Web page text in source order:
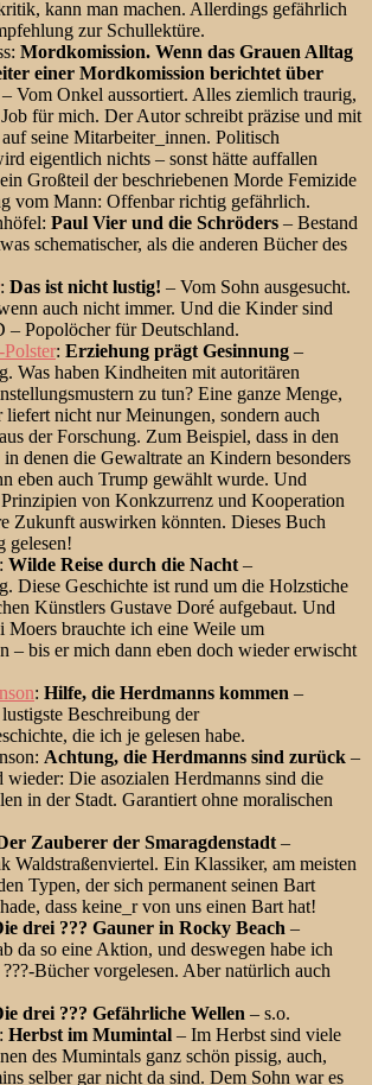
kann man machen. Allerdings gefährlich
zur Schullektüre.
Mordkomission. Wenn das Grauen Alltag
einer Mordkomission berichtet über
– Vom Onkel aussortiert. Alles ziemlich traurig,
für mich. Der Autor schreibt präzise und mit
seine Mitarbeiter_innen. Politisch
eigentlich nichts – sonst hätte auffallen
Großteil der beschriebenen Morde Femizide
vom Mann: Offenbar richtig gefährlich.
Paul Vier und die Schröders – Bestand
schematischer, als die anderen Bücher des
: Das ist nicht lustig! – Vom Sohn ausgesucht.
auch nicht immer. Und die Kinder sind
– Popolöcher für Deutschland.
: Erziehung prägt Gesinnung –
Was haben Kindheiten mit autoritären
zu tun? Eine ganze Menge,
liefert nicht nur Meinungen, sondern auch
der Forschung. Zum Beispiel, dass in den
in denen die Gewaltrate an Kindern besonders
eben auch Trump gewählt wurde. Und
von Konkzurrenz und Kooperation
Zukunft auswirken könnten. Dieses Buch
gelesen!
: Wilde Reise durch die Nacht –
Diese Geschichte ist rund um die Holzstiche
Künstlers Gustave Doré aufgebaut. Und
Moers brauchte ich eine Weile um
– bis er mich dann eben doch wieder erwischt
: Hilfe, die Herdmanns kommen –
Beschreibung der
die ich je gelesen habe.
Achtung, die Herdmanns sind zurück –
wieder: Die asozialen Herdmanns sind die
in der Stadt. Garantiert ohne moralischen
Zauberer der Smaragdenstadt –
Waldstraßenviertel. Ein Klassiker, am meisten
Typen, der sich permanent seinen Bart
dass keine_r von uns einen Bart hat!
drei ??? Gauner in Rocky Beach –
da so eine Aktion, und deswegen habe ich
Bücher vorgelesen. Aber natürlich auch
drei ??? Gefährliche Wellen – s.o.
Herbst im Mumintal – Im Herbst sind viele
des Mumintals ganz schön pissig, auch,
selber gar nicht da sind. Dem Sohn war es